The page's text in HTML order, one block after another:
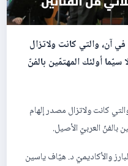
آن، والتي كانت ولاتزال
سيّما أولئك المهتمّين بالفنّ
كانت ولاتزال مصدر إلهام
بالفنّ العربيّ الأصيل.
والأكاديميّ د. هيّاف ياسين